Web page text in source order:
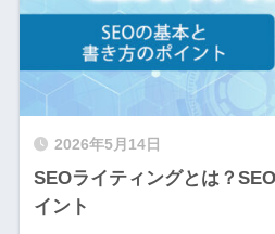
2026年5月14日
SEOライティングとは？
イント